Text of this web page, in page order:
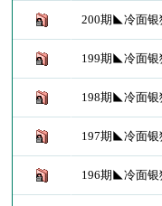
200期◣冷面银
199期◣冷面银
198期◣冷面银
197期◣冷面银
196期◣冷面银